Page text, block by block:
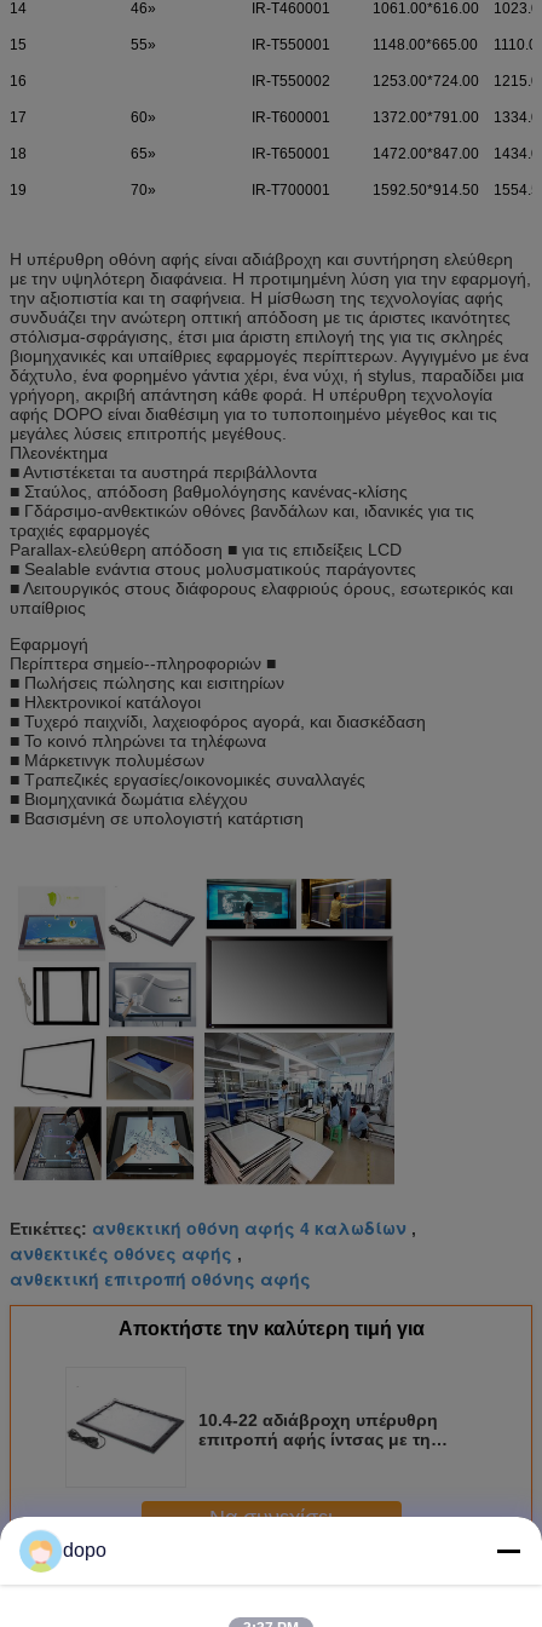
14 46» IR-T460001 1061.00*616.00
15 55» IR-T550001 1148.00*665.00
16 IR-T550002 1253.00*724.00
17 60» IR-T600001 1372.00*791.00
18 65» IR-T650001 1472.00*847.00
19 70» IR-T700001 1592.50*914.50
Η υπέρυθρη οθόνη αφής είναι αδιάβροχη και συντήρηση ελεύθερη
με την υψηλότερη διαφάνεια. Η προτιμημένη λύση για την εφαρμογή,
την αξιοπιστία και τη σαφήνεια. Η μίσθωση της τεχνολογίας αφής
συνδυάζει την ανώτερη οπτική απόδοση με τις άριστες ικανότητες
στόλισμα-σφράγισης, έτσι μια άριστη επιλογή της για τις σκληρές
βιομηχανικές και υπαίθριες εφαρμογές περίπτερων. Αγγιγμένο με ένα
δάχτυλο, ένα φορημένο γάντια χέρι, ένα νύχι, ή stylus, παραδίδει μια
γρήγορη, ακριβή απάντηση κάθε φορά. Η υπέρυθρη τεχνολογία
αφής DOPO είναι διαθέσιμη για το τυποποιημένο μέγεθος και τις
μεγάλες λύσεις επιτροπής μεγέθους.
Πλεονέκτημα
■ Αντιστέκεται τα αυστηρά περιβάλλοντα
■ Σταύλος, απόδοση βαθμολόγησης κανένας-κλίσης
■ Γδάρσιμο-ανθεκτικών οθόνες βανδάλων και, ιδανικές για τις
τραχιές εφαρμογές
Parallax-ελεύθερη απόδοση ■ για τις επιδείξεις LCD
■ Sealable ενάντια στους μολυσματικούς παράγοντες
■ Λειτουργικός στους διάφορους ελαφριούς όρους, εσωτερικός και
υπαίθριος
Εφαρμογή
Περίπτερα σημείο--πληροφοριών ■
■ Πωλήσεις πώλησης και εισιτηρίων
■ Ηλεκτρονικοί κατάλογοι
■ Τυχερό παιχνίδι, λαχειοφόρος αγορά, και διασκέδαση
■ Το κοινό πληρώνει τα τηλέφωνα
■ Μάρκετινγκ πολυμέσων
■ Τραπεζικές εργασίες/οικονομικές συναλλαγές
■ Βιομηχανικά δωμάτια ελέγχου
■ Βασισμένη σε υπολογιστή κατάρτιση
Ετικέττες: ανθεκτική οθόνη αφής 4 καλωδίων ,
ανθεκτικές οθόνες αφής ,
ανθεκτική επιτροπή οθόνης αφής
Αποκτήστε την καλύτερη τιμή για
10.4-22 αδιάβροχη υπέρυθρη
επιτροπή αφής ίντσας με τη
Να συνεχίσει
ΠερισσότεροιΑνθεκτική επιτροπή αφής
dopo